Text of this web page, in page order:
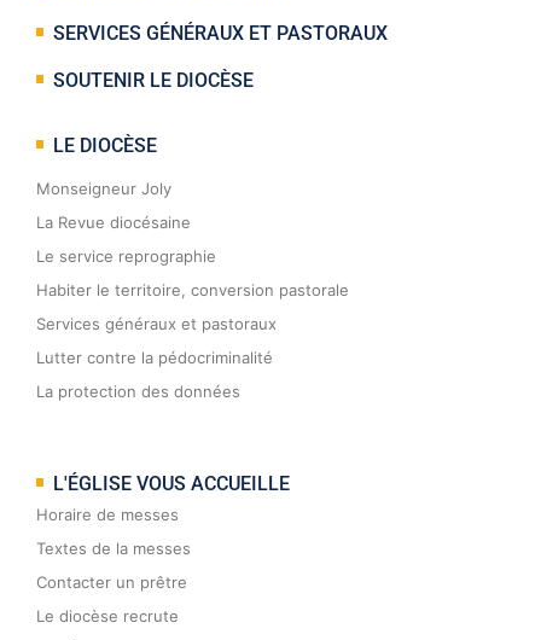
SERVICES GÉNÉRAUX ET PASTORAUX
SOUTENIR LE DIOCÈSE
LE DIOCÈSE
Monseigneur Joly
La Revue diocésaine
Le service reprographie
Habiter le territoire, conversion pastorale
Services généraux et pastoraux
Lutter contre la pédocriminalité
La protection des données
L'ÉGLISE VOUS ACCUEILLE
Horaire de messes
Textes de la messes
Contacter un prêtre
Le diocèse recrute